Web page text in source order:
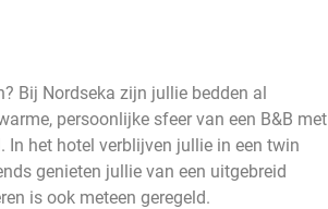
Bij Nordseka zijn jullie bedden al
persoonlijke sfeer van een B&B met
het hotel verblijven jullie in een twin
genieten jullie van een uitgebreid
is ook meteen geregeld.